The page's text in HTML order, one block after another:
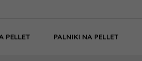
PELLET PALNIKI NA PELLET